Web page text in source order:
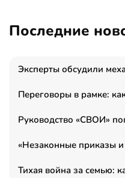
Последние